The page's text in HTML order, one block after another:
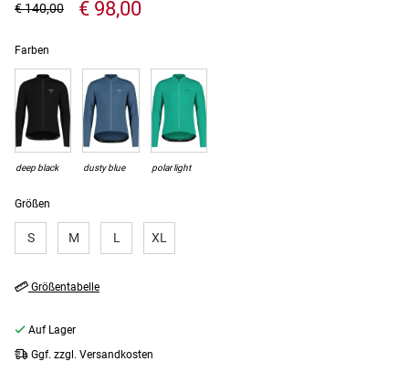
€ 98,00
€ 140,00
Größen
S M L XL
Farben
deep black dusty blue polar light
Größentabelle
Auf Lager
Ggf. zzgl. Versandkosten